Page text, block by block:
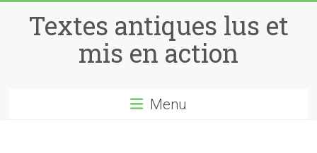
contentTextes antiques lus et
mis en action
Menu